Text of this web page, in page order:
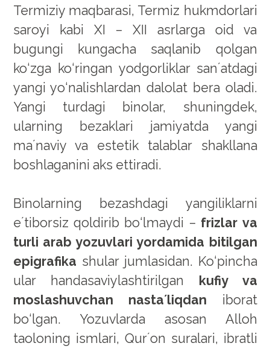
Termiziy maqbarasi, Termiz hukmdorlari
saroyi kabi XI – XII asrlarga oid va
bugungi kungacha saqlanib qolgan
ko‘zga ko‘ringan yodgorliklar sanʼatdagi
yangi yo‘nalishlardan dalolat bera oladi.
Yangi turdagi binolar, shuningdek,
ularning bezaklari jamiyatda yangi
maʼnaviy va estetik talablar shakllana
boshlaganini aks ettiradi.
Binolarning bezashdagi yangiliklarni
eʼtiborsiz qoldirib bo‘lmaydi – frizlar va
turli arab yozuvlari yordamida bitilgan
epigrafika shular jumlasidan. Ko‘pincha
ular handasaviylashtirilgan kufiy va
moslashuvchan nastaʼliqdan iborat
bo‘lgan. Yozuvlarda asosan Alloh
taoloning ismlari, Qurʼon suralari, ibratli